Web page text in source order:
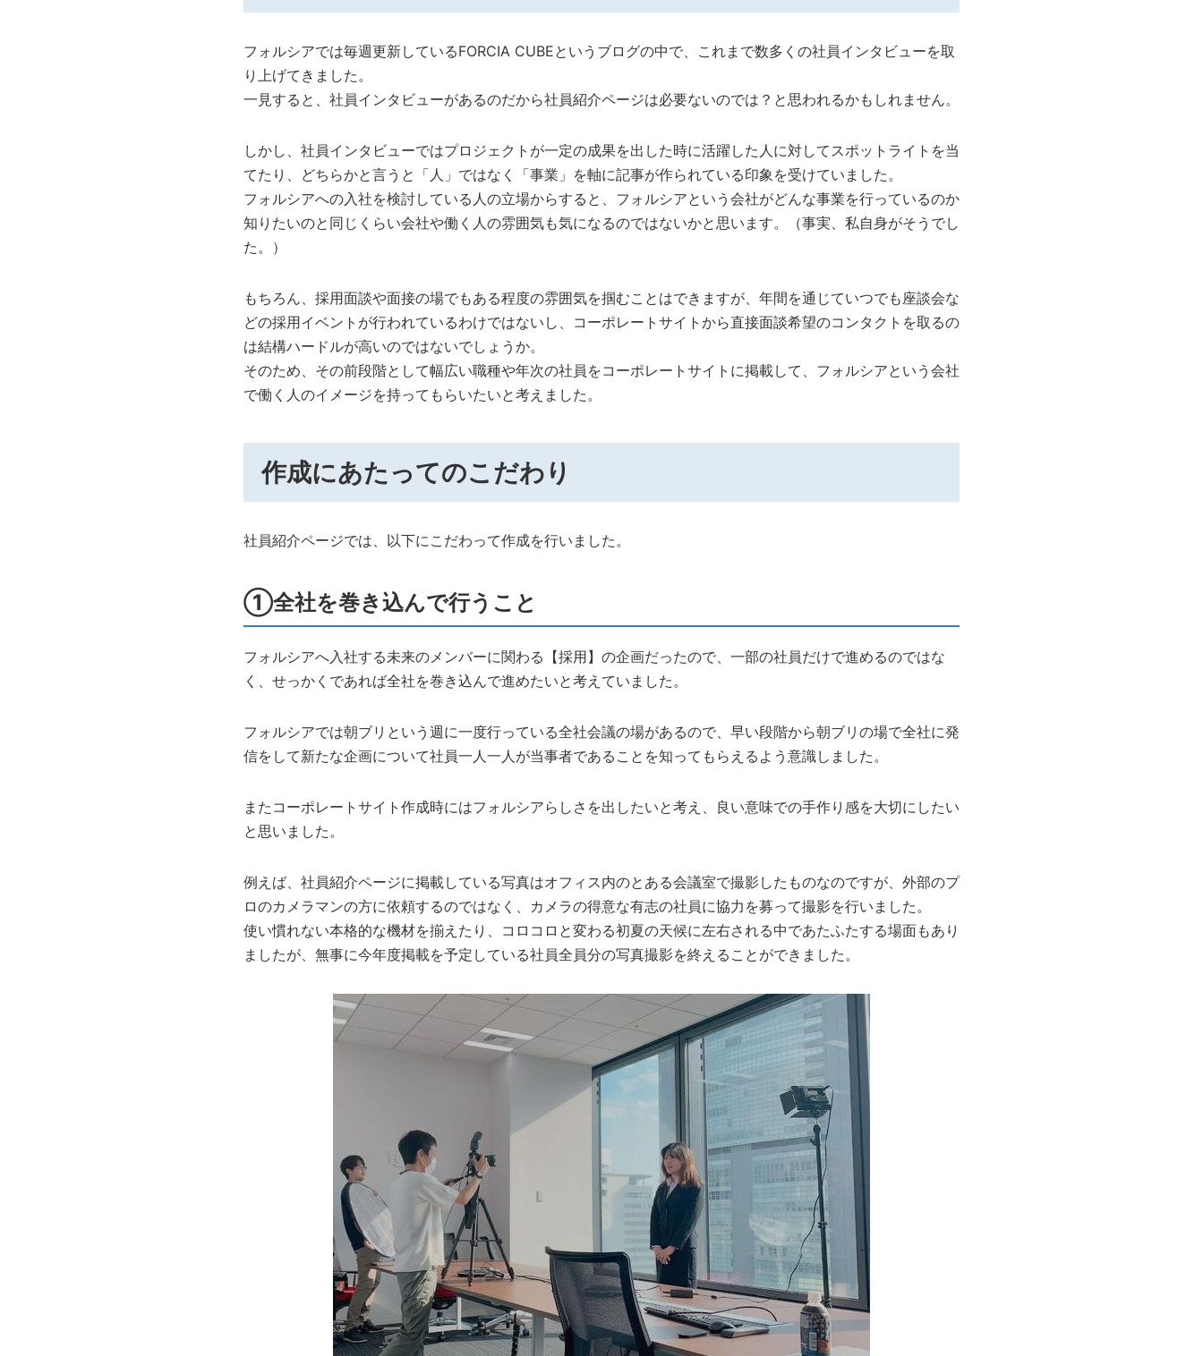
フォルシアでは毎週更新しているFORCIA CUBEというブログの中で、これまで数多くの社員インタビューを取
り上げてきました。
一見すると、社員インタビューがあるのだから社員紹介ページは必要ないのでは？と思われるかもしれません。
しかし、社員インタビューではプロジェクトが一定の成果を出した時に活躍した人に対してスポットライトを当
てたり、どちらかと言うと「人」ではなく「事業」を軸に記事が作られている印象を受けていました。
フォルシアへの入社を検討している人の立場からすると、フォルシアという会社がどんな事業を行っているのか
知りたいのと同じくらい会社や働く人の雰囲気も気になるのではないかと思います。（事実、私自身がそうでし
た。）
もちろん、採用面談や面接の場でもある程度の雰囲気を掴むことはできますが、年間を通じていつでも座談会な
どの採用イベントが行われているわけではないし、コーポレートサイトから直接面談希望のコンタクトを取るの
は結構ハードルが高いのではないでしょうか。
そのため、その前段階として幅広い職種や年次の社員をコーポレートサイトに掲載して、フォルシアという会社
で働く人のイメージを持ってもらいたいと考えました。
作成にあたってのこだわり
社員紹介ページでは、以下にこだわって作成を行いました。
①全社を巻き込んで行うこと
フォルシアへ入社する未来のメンバーに関わる【採用】の企画だったので、一部の社員だけで進めるのではな
く、せっかくであれば全社を巻き込んで進めたいと考えていました。
フォルシアでは朝ブリという週に一度行っている全社会議の場があるので、早い段階から朝ブリの場で全社に発
信をして新たな企画について社員一人一人が当事者であることを知ってもらえるよう意識しました。
またコーポレートサイト作成時にはフォルシアらしさを出したいと考え、良い意味での手作り感を大切にしたい
と思いました。
例えば、社員紹介ページに掲載している写真はオフィス内のとある会議室で撮影したものなのですが、外部のプ
ロのカメラマンの方に依頼するのではなく、カメラの得意な有志の社員に協力を募って撮影を行いました。
使い慣れない本格的な機材を揃えたり、コロコロと変わる初夏の天候に左右される中であたふたする場面もあり
ましたが、無事に今年度掲載を予定している社員全員分の写真撮影を終えることができました。